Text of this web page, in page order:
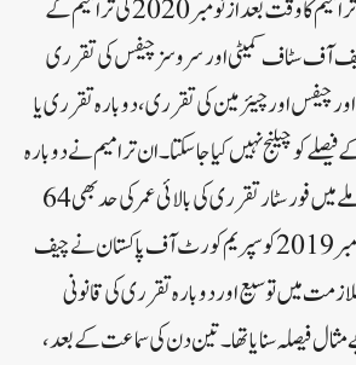
میں بحث کی جائے گی۔ ان ترامیم کا وقت بعد از نومبر2020 کی ترامیم کے
آف سٹاف کمیٹی اور سروسز چیفس کی تقرری
چیفس اور چیئرمین کی تقرری، دوبارہ تقرری یا
کو چیلنج نہیں کیا جا سکتا۔ ان ترامیم نے دوبارہ
تقرری اور توسیع کے معاملے میں فور سٹار تقرری کی بالائی عمر کی حد بھی 64
سال مقرر کی تھی۔26 نومبر 2019 کو سپریم کورٹ آف پاکستان نے چیف
میں توسیع اور دوبارہ تقرری کی قانونی
فیصلہ سنایا تھا۔ تین دن کی سماعت کے بعد،